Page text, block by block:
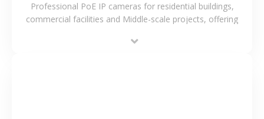
Professional PoE IP cameras for residential buildings,
commercial facilities and Middle-scale projects, offering
support.